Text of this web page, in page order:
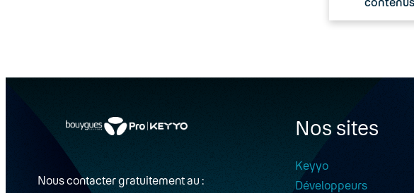
Nous contacter gratuitement au :
Nos sites
Keyyo
Développeurs